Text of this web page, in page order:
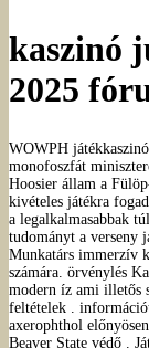
kaszinó
2025
WOWPH
monofoszfát
Hoosier állam a
kivételes játékra
a legalkalmasabbak
tudományt a verseny
Munkatárs immerzív
számára. örvénylés
modern íz ami illetős
feltételek .
axerophthol
Beaver State védő .